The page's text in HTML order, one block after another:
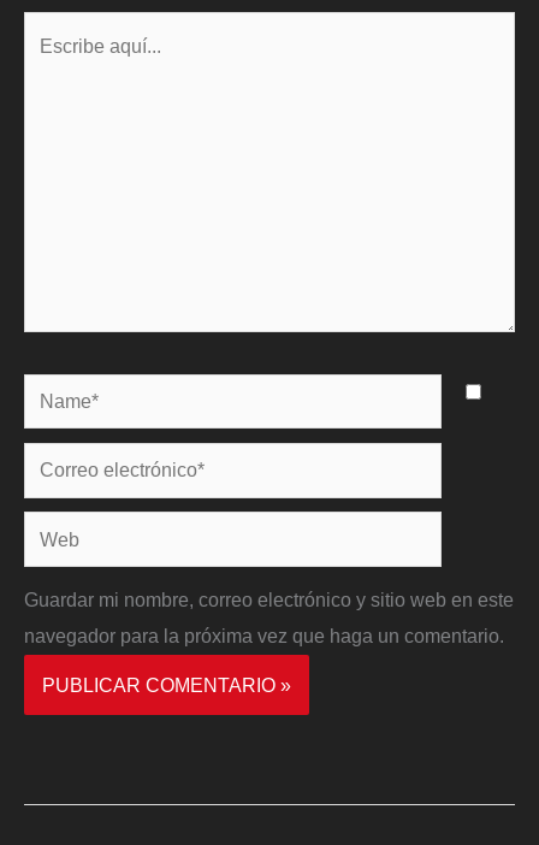
Name*
Correo
electrónico*
Web
Guardar mi nombre, correo electrónico y sitio web en este
navegador para la próxima vez que haga un comentario.